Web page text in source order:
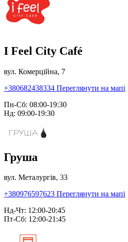
I Feel City Café
вул. Комерційна, 7
+380682438334 Переглянути на мапі
Пн-Сб: 08:00-19:30
Нд: 09:00-19:30
Груша
вул. Металургів, 33
+380976597623 Переглянути на мапі
Нд-Чт: 12:00-20:45
Пт-Сб: 12:00-21:45